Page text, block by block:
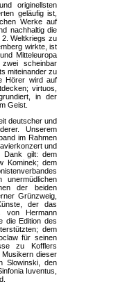
originellsten
geläufig ist,
Werke auf
nachhaltig die
2. Weltkriegs zu
wirkte, ist
Mitteleuropa
scheinbar
miteinander zu
Hörer wird auf
virtuos,
in der
Geist.
deutscher und
Unserem
im Rahmen
und
Dank gilt: dem
Kominek; dem
unermüdlichen
der beiden
Grünzweig,
der das
von Hermann
die Edition des
dem
für seinen
zu Kofflers
Musikern dieser
Slowinski, den
Iuventus,